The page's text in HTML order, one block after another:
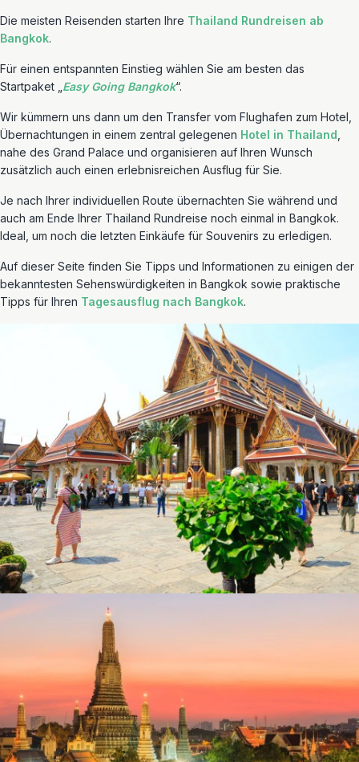
Die meisten Reisenden starten Ihre Thailand Rundreisen ab
Bangkok.
Für einen entspannten Einstieg wählen Sie am besten das
Startpaket „ Easy Going Bangkok“.
Wir kümmern uns dann um den Transfer vom Flughafen zum Hotel,
Übernachtungen in einem zentral gelegenen Hotel in Thailand
nahe des Grand Palace und organisieren auf Ihren Wunsch
zusätzlich auch einen erlebnisreichen Ausflug für Sie.
Je nach Ihrer individuellen Route übernachten Sie während und
auch am Ende Ihrer Thailand Rundreise noch einmal in Bangkok.
Ideal, um noch die letzten Einkäufe für Souvenirs zu erledigen.
Auf dieser Seite finden Sie Tipps und Informationen zu einigen der
bekanntesten Sehenswürdigkeiten in Bangkok sowie praktische
Tipps für Ihren Tagesausflug nach Bangkok.